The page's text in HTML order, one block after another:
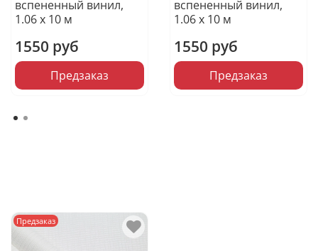
вспененный винил,
1.06 х 10 м
1550 руб
Предзаказ
вспененный винил,
1.06 х 10 м
1550 руб
Предзаказ
Предзаказ